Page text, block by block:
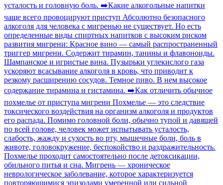
усталость и головную боль. ➡️Какие алкогольные напитки
чаще всего провоцируют приступ Абсолютно безопасного
алкоголя для человека с мигренью не существует. Но есть
определенные виды спиртных напитков с высоким риском
развития мигрени: Красное вино — самый распространенный
триггер мигрени. Содержит тирамин, танины и флавоноиды.
Шампанское и игристые вина. Пузырьки углекислого газа
ускоряют всасывание алкоголя в кровь, что приводит к
резкому расширению сосудов. Темное пиво. В нем высокое
содержание тирамина и гистамина. ➡️Как отличить обычное
похмелье от приступа мигрени Похмелье — это следствие
токсического воздействия на организм алкоголя и продуктов
его распада. Помимо головной боли, обычно тупой и давящей
по всей голове, человек может испытывать усталость,
слабость, жажду и сухость во рту, мышечные боли, боль в
животе, головокружение, беспокойство и раздражительность.
Похмелье проходит самостоятельно после детоксикации,
обильного питья и сна. Мигрень — хроническое
неврологическое заболевание, которое характеризуется
повторяющимися эпизодами умеренной или сильной